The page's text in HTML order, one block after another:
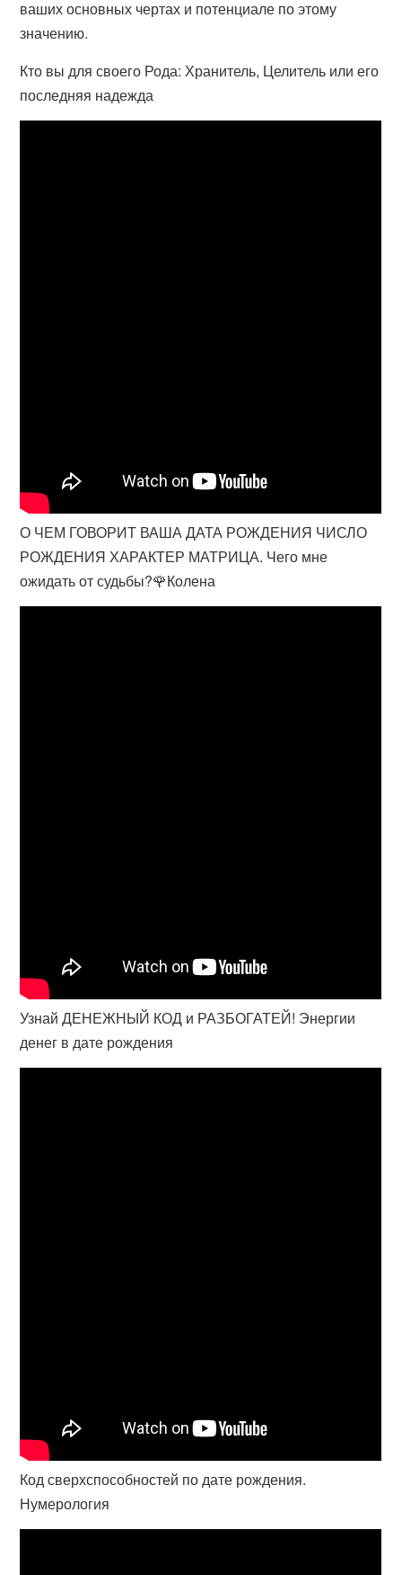
ваших основных чертах и потенциале по этому
значению.
Кто вы для своего Рода: Хранитель, Целитель или его
последняя надежда
О ЧЕМ ГОВОРИТ ВАША ДАТА РОЖДЕНИЯ ЧИСЛО
РОЖДЕНИЯ ХАРАКТЕР МАТРИЦА. Чего мне
ожидать от судьбы?🌹Колена
Узнай ДЕНЕЖНЫЙ КОД и РАЗБОГАТЕЙ! Энергии
денег в дате рождения
Код сверхспособностей по дате рождения.
Нумерология